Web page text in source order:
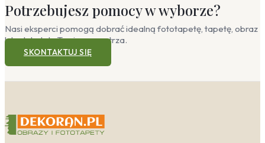
Potrzebujesz pomocy w wyborze?
Nasi eksperci pomogą dobrać idealną fototapetę, tapetę, obraz
lub plakat do Twojego wnętrza.
SKONTAKTUJ SIĘ